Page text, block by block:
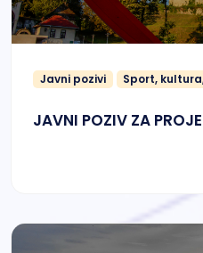
Javni pozivi Sport,
JAVNI POZIV ZA